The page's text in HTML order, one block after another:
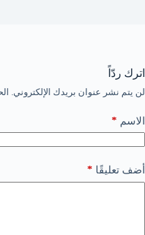
اترك ردّاً
لن يتم نشر عنوان بريدك الإلكتروني.
الاسم *
أضف تعليقًا *